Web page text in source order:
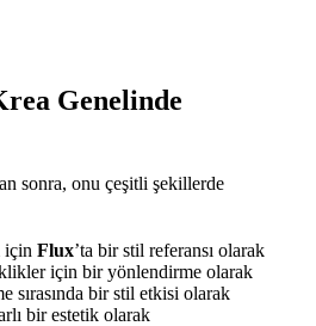
Genelinde
sonra, onu çeşitli şekillerde
için Flux’ta bir stil referansı olarak
için bir yönlendirme olarak
sırasında bir stil etkisi olarak
bir estetik olarak